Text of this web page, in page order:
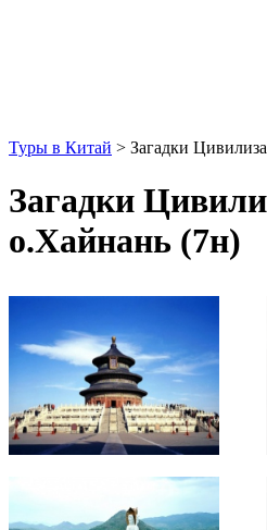
Туры в Китай > Загадки
Загадки
о.Хайнань (7н)